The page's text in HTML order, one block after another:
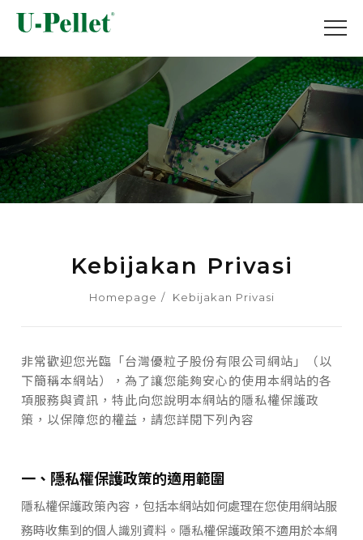
Kebijakan Privasi
Homepage Kebijakan Privasi
非常歡迎您光臨「台灣優粒子股份有限公司網站」（以
下簡稱本網站），為了讓您能夠安心的使用本網站的各
項服務與資訊，特此向您說明本網站的隱私權保護政
策，以保障您的權益，請您詳閱下列內容
一、隱私權保護政策的適用範圍
隱私權保護政策內容，包括本網站如何處理在您使用網站服
務時收集到的個人識別資料。隱私權保護政策不適用於本網